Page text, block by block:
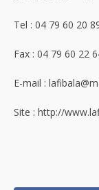
Tel : 04 79 60 20
Fax : 04 79 60 22
E-mail :
Site : http://